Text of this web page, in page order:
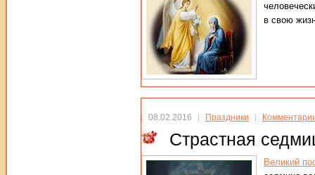
в свою
08.02.2016 Праздники
Страстная
Великий